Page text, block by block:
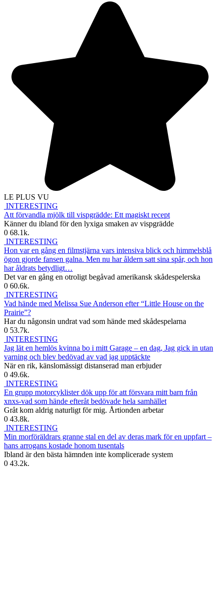
LE PLUS VU
INTERESTING
Att förvandla mjölk till vispgrädde: Ett magiskt recept
Känner du ibland för den lyxiga smaken av vispgrädde
0 68.1k.
INTERESTING
Hon var en gång en filmstjärna vars intensiva blick och himmelsblå
ögon gjorde fansen galna. Men nu har åldern satt sina spår, och hon
har åldrats betydligt…
Det var en gång en otroligt begåvad amerikansk skådespelerska
0 60.6k.
INTERESTING
Vad hände med Melissa Sue Anderson efter “Little House on the
Prairie”?
Har du någonsin undrat vad som hände med skådespelarna
0 53.7k.
INTERESTING
Jag lät en hemlös kvinna bo i mitt Garage – en dag, Jag gick in utan
varning och blev bedövad av vad jag upptäckte
När en rik, känslomässigt distanserad man erbjuder
0 49.6k.
INTERESTING
En grupp motorcyklister dök upp för att försvara mitt barn från
xnxs-vad som hände efteråt bedövade hela samhället
Gråt kom aldrig naturligt för mig. Årtionden arbetar
0 43.8k.
INTERESTING
Min morföräldrars granne stal en del av deras mark för en uppfart –
hans arrogans kostade honom tusentals
Ibland är den bästa hämnden inte komplicerade system
0 43.2k.